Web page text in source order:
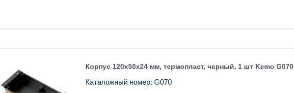
Корпус 120x50x24 мм, термопласт, черный, 1 шт Kemo G070
Каталожный номер: G070